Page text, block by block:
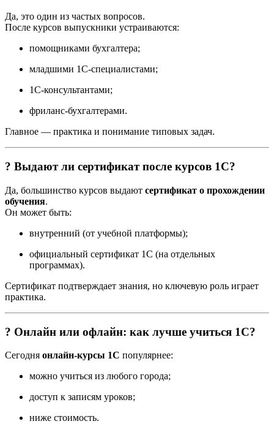
Да, это один из частых вопросов.
После курсов выпускники устраиваются:
помощниками бухгалтера;
младшими 1С-специалистами;
1С-консультантами;
фриланс-бухгалтерами.
Главное — практика и понимание типовых задач.
? Выдают ли сертификат после курсов 1С?
Да, большинство курсов выдают сертификат о прохождении
обучения.
Он может быть:
внутренний (от учебной платформы);
официальный сертификат 1С (на отдельных
программах).
Сертификат подтверждает знания, но ключевую роль играет
практика.
? Онлайн или офлайн: как лучше учиться 1С?
Сегодня онлайн-курсы 1С популярнее:
можно учиться из любого города;
доступ к записям уроков;
ниже стоимость.